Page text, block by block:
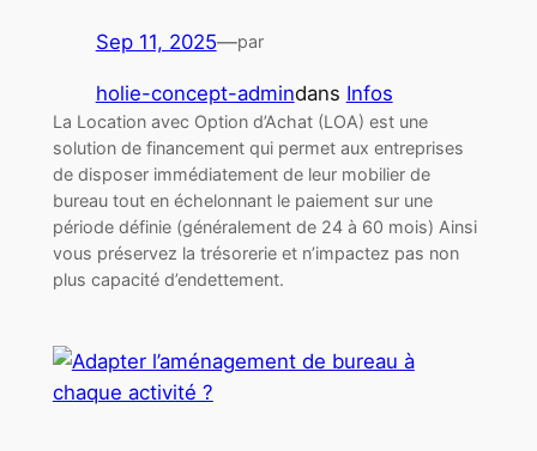
Sep 11, 2025—par
holie-concept-admindans Infos
La Location avec Option d’Achat (LOA) est une
solution de financement qui permet aux entreprises
de disposer immédiatement de leur mobilier de
bureau tout en échelonnant le paiement sur une
période définie (généralement de 24 à 60 mois) Ainsi
vous préservez la trésorerie et n’impactez pas non
plus capacité d’endettement.